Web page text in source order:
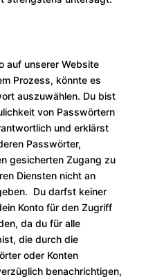
auf unserer Website
Prozess, könnte es
auszuwählen. Du bist
von Passwörtern
und erklärst
Passwörter,
gesicherten Zugang zu
Diensten nicht an
Du darfst keiner
Konto für den Zugriff
da du für alle
die durch die
oder Konten
benachrichtigen,